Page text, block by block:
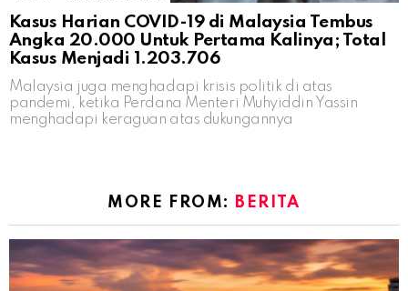
Kasus Harian COVID-19 di Malaysia Tembus
Angka 20.000 Untuk Pertama Kalinya; Total
Kasus Menjadi 1.203.706
Malaysia juga menghadapi krisis politik di atas
pandemi, ketika Perdana Menteri Muhyiddin Yassin
menghadapi keraguan atas dukungannya
MORE FROM: BERITA